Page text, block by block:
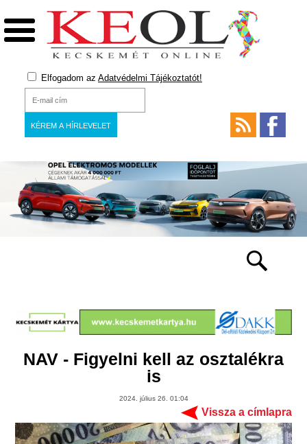
Elfogadom az Adatvédelmi Tájékoztatót!
NAV - Figyelni kell az osztalékra
is
2024. július 26. 01:04
Vissza a címlapra